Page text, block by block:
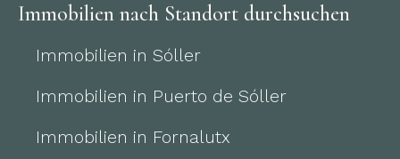
Immobilien nach Standort durchsuchen
Immobilien in Sóller
Immobilien in Puerto de Sóller
Immobilien in Fornalutx